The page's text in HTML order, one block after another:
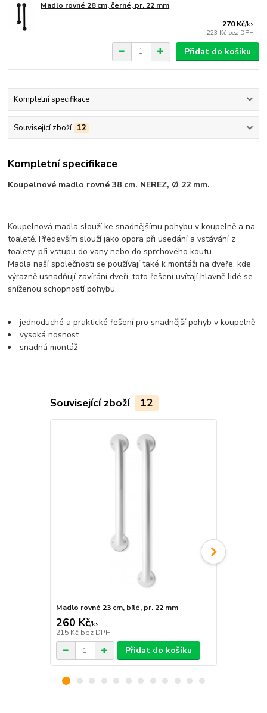
Madlo rovné 28 cm, černé, pr. 22 mm
270 Kč/ks
223 Kč bez DPH
Přidat do košíku
Kompletní specifikace
Související zboží 12
Kompletní specifikace
Koupelnové madlo rovné 38 cm. NEREZ, Ø 22 mm.
Koupelnová madla slouží ke snadnějšímu pohybu v koupelně a na
toaletě. Především slouží jako opora při usedání a vstávání z
toalety, při vstupu do vany nebo do sprchového koutu.
Madla naší společnosti se používají také k montáži na dveře, kde
výrazně usnadňují zavírání dveří, toto řešení uvítají hlavně lidé se
sníženou schopností pohybu.
jednoduché a praktické řešení pro snadnější pohyb v koupelně
vysoká nosnost
snadná montáž
Související zboží 12
Madlo rovné 23 cm, bílé, pr. 22 mm
260 Kč/ks
215 Kč bez DPH
Přidat do košíku